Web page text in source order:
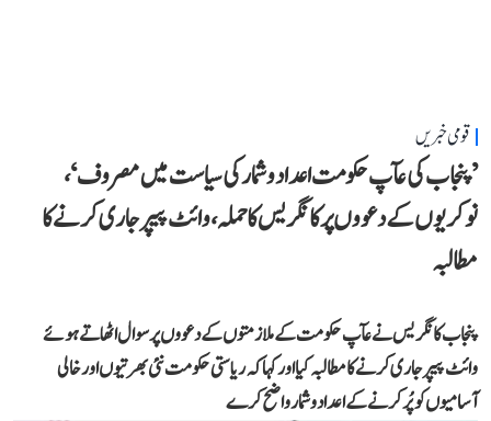
قومی خبریں
’پنجاب کی عآپ حکومت اعداد و شمار کی سیاست میں مصروف‘،
نوکریوں کے دعووں پر کانگریس کا حملہ، وائٹ پیپر جاری کرنے کا
مطالبہ
پنجاب کانگریس نے عآپ حکومت کے ملازمتوں کے دعووں پر سوال اٹھاتے ہوئے
وائٹ پیپر جاری کرنے کا مطالبہ کیا اور کہا کہ ریاستی حکومت نئی بھرتیوں اور خالی
آسامیوں کو پُر کرنے کے اعداد و شمار واضح کرے